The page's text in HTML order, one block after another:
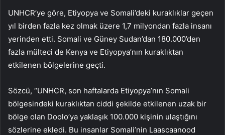
UNHCR’ye göre, Etiyopya ve Somali’deki kuraklıklar geçen
yıl birden fazla kez olmak üzere 1,7 milyondan fazla insanı
yerinden etti. Somali ve Güney Sudan’dan 180.000’den
fazla mülteci de Kenya ve Etiyopya’nın kuraklıktan
etkilenen bölgelerine geçti.
Sözcü, “UNHCR, son haftalarda Etiyopya’nın Somali
bölgesindeki kuraklıktan ciddi şekilde etkilenen uzak bir
bölge olan Doolo’ya yaklaşık 100.000 kişinin ulaştığını
sözlerine ekledi. Bu insanlar Somali’nin Laascaanood